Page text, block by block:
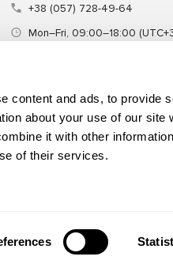
content and ads, to provide
about your use of our site
it with other
of their services.
+38 (057) 728-49-64
Mon–Fri, 09:00–18:00
Sprzęt